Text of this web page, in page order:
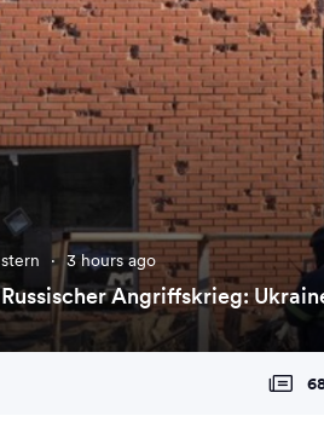
stern · 3 hours ago
Russischer Angriffskrieg: